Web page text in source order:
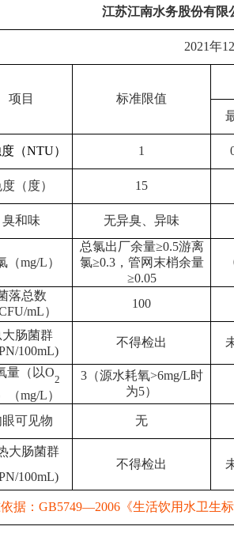
江苏江南水务股份有限
2021年12
项目 标准限值
（NTU） 1
（度） 15
臭和味 无异臭、异味
（mg/L）
总氯出厂余量≥0.5游离
氯≥0.3，管网末梢余量
≥0.05
落总数
CFU/mL）
100
大肠菌群
100mL)
不得检出
量（以O
2
（mg/L）
3（源水耗氧>6mg/L时
为5）
眼可见物 无
大肠菌群
100mL)
不得检出
据：GB5749—2006《生活饮用水卫生标